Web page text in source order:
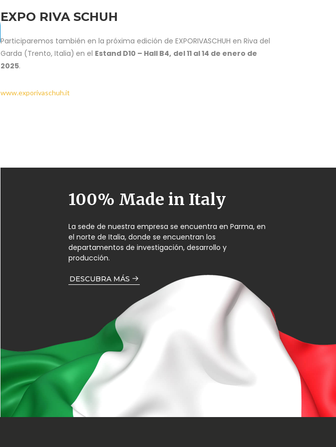
EXPO RIVA SCHUH
Participaremos también en la próxima edición de EXPORIVASCHUH en Riva del
Garda (Trento, Italia) en el Estand D10 – Hall B4, del 11 al 14 de enero de
2025.
www.exporivaschuh.it
100% Made in Italy
La sede de nuestra empresa se encuentra en Parma, en
el norte de Italia, donde se encuentran los
departamentos de investigación, desarrollo y
producción.
DESCUBRA MÁS